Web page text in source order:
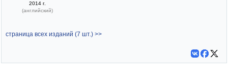
2014 г.
(английский)
страница всех изданий (7 шт.) >>